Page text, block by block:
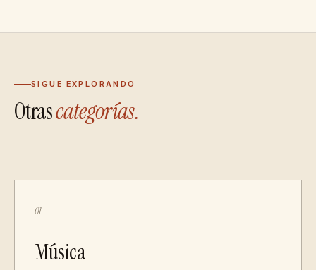
SIGUE EXPLORANDO
Otrascategorías.
01
Música